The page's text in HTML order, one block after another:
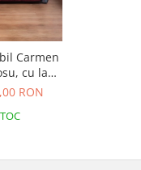
Carmen
cu lada
x 1700
RON